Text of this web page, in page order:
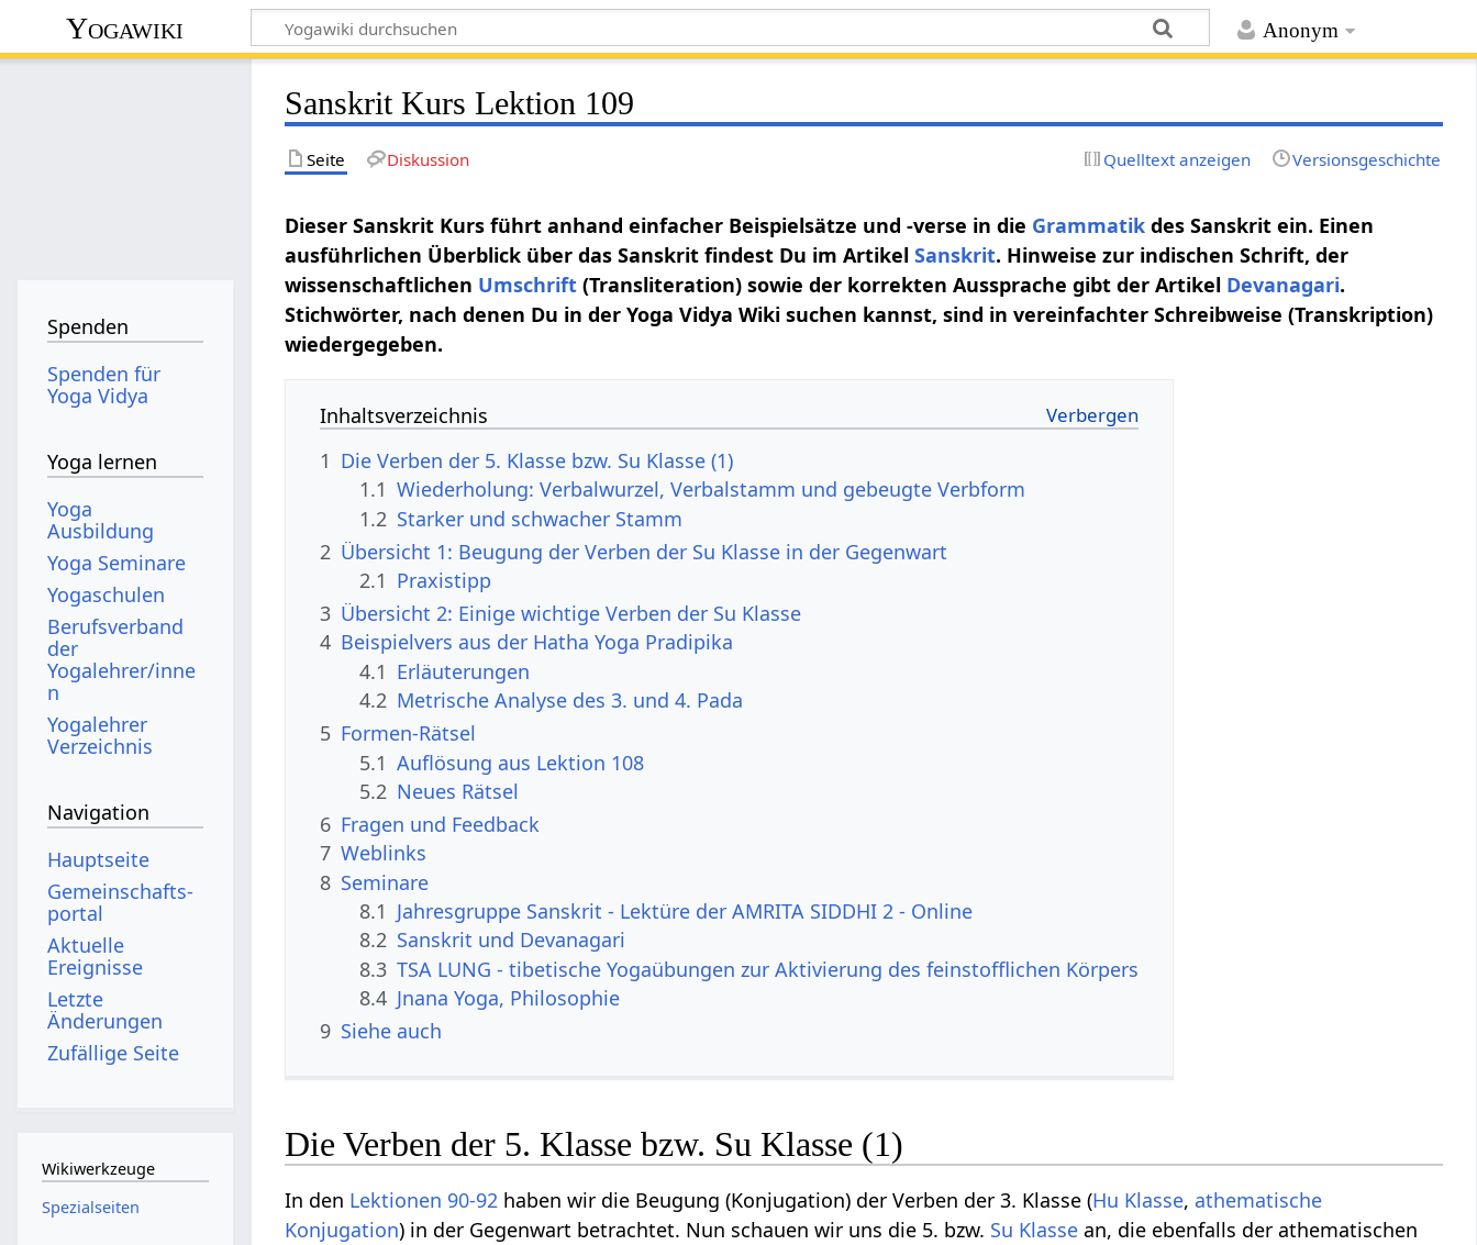
Anonym
Yogawiki
Sanskrit Kurs Lektion 109
Seite Diskussion Quelltext anzeigen Versionsgeschichte
Dieser Sanskrit Kurs führt anhand einfacher Beispielsätze und -verse in die Grammatik des Sanskrit ein. Einen
ausführlichen Überblick über das Sanskrit findest Du im ArtikelSanskrit. Hinweise zur indischen Schrift, der
wissenschaftlichen Umschrift (Transliteration) sowie der korrekten Aussprache gibt der Artikel Devanagari.
Stichwörter, nach denen Du in der Yoga Vidya Wiki suchen kannst, sind in vereinfachter Schreibweise (Transkription)
wiedergegeben.
Inhaltsverzeichnis
1 Die Verben der 5. Klasse bzw. Su Klasse (1)
1.1 Wiederholung: Verbalwurzel, Verbalstamm und gebeugte Verbform
1.2 Starker und schwacher Stamm
2 Übersicht 1: Beugung der Verben der Su Klasse in der Gegenwart
2.1 Praxistipp
3 Übersicht 2: Einige wichtige Verben der Su Klasse
4 Beispielvers aus der Hatha Yoga Pradipika
4.1 Erläuterungen
4.2 Metrische Analyse des 3. und 4. Pada
5 Formen-Rätsel
5.1 Auflösung aus Lektion 108
5.2 Neues Rätsel
6 Fragen und Feedback
7 Weblinks
8 Seminare
8.1 Jahresgruppe Sanskrit - Lektüre der AMRITA SIDDHI 2 - Online
8.2 Sanskrit und Devanagari
8.3 TSA LUNG - tibetische Yogaübungen zur Aktivierung des feinstofflichen Körpers
8.4 Jnana Yoga, Philosophie
9 Siehe auch
Die Verben der 5. Klasse bzw. Su Klasse (1)
In den Lektionen 90-92 haben wir die Beugung (Konjugation) der Verben der 3. Klasse (Hu Klasse, athematische
Konjugation) in der Gegenwart betrachtet. Nun schauen wir uns die 5. bzw. Su Klasse an, die ebenfalls der athematischen
Spenden
Spenden für
Yoga Vidya
Yoga lernen
Yoga
Ausbildung
Yoga Seminare
Yogaschulen
Berufsverband
der
Yogalehrer/inne
n
Yogalehrer
Verzeichnis
Navigation
Hauptseite
Gemeinschafts­
portal
Aktuelle
Ereignisse
Letzte
Änderungen
Zufällige Seite
Wikiwerkzeuge
Spezialseiten